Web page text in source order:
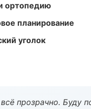
ортопедию
планирование
уголок
прозрачно. Буду